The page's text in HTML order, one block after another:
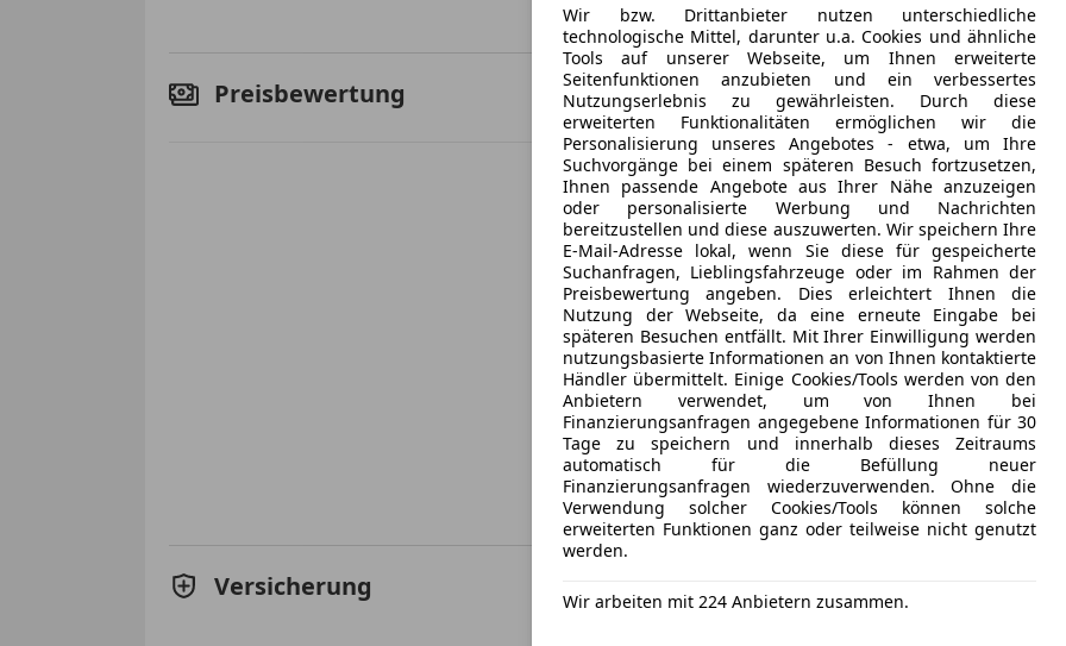
DAB-Radio
MP3
Radio
USB
Sicherheit
ABS
ESP
Isofix
Kopfairbag
LED-
Elektrische Luftzusatzheizung
Glanzpaket
Innenspiegel abblendbar
ASSISTENZSYSTEME
Audi pre sense front
Geschwindigkeitsregelanlage plus Speed-Limiter.
Spurverlassenswarnung
Ausweichassistent und Abbiegeassistent
Einparkhilfe hinten
MOTOR GETRIEBE & FAHRWERK
7-Gang-Automatikgetriebe
Start-Stop-System
Dieselmotor
Dämpfung vorn
Serienfahrwerk
Stabilisator vorn
4 Zyl.Dieselmotor 2.0L Aggr. 05L.C
Batterie 420A (70Ah)
Scheibenbremsen hinten - 15 Zoll (ECE)
Mehr anzeigen
Preisbewertung Mehr anzeigen
Versicherung
Wir bzw. Drittanbieter nutzen unterschiedliche
technologische Mittel, darunter u.a. Cookies und ähnliche
Tools auf unserer Webseite, um Ihnen erweiterte
Seitenfunktionen anzubieten und ein verbessertes
Nutzungserlebnis zu gewährleisten. Durch diese
erweiterten Funktionalitäten ermöglichen wir die
Personalisierung unseres Angebotes - etwa, um Ihre
Suchvorgänge bei einem späteren Besuch fortzusetzen,
Ihnen passende Angebote aus Ihrer Nähe anzuzeigen
oder personalisierte Werbung und Nachrichten
bereitzustellen und diese auszuwerten. Wir speichern Ihre
E-Mail-Adresse lokal, wenn Sie diese für gespeicherte
Suchanfragen, Lieblingsfahrzeuge oder im Rahmen der
Preisbewertung angeben. Dies erleichtert Ihnen die
Nutzung der Webseite, da eine erneute Eingabe bei
späteren Besuchen entfällt. Mit Ihrer Einwilligung werden
nutzungsbasierte Informationen an von Ihnen kontaktierte
Händler übermittelt. Einige Cookies/Tools werden von den
Anbietern verwendet, um von Ihnen bei
Finanzierungsanfragen angegebene Informationen für 30
Tage zu speichern und innerhalb dieses Zeitraums
automatisch für die Befüllung neuer
Finanzierungsanfragen wiederzuverwenden. Ohne die
Verwendung solcher Cookies/Tools können solche
erweiterten Funktionen ganz oder teilweise nicht genutzt
werden.
Wir arbeiten mit 224 Anbietern zusammen.